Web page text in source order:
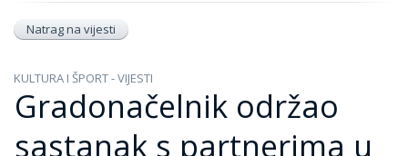
Natrag na vijesti
KULTURA I ŠPORT - VIJESTI
Gradonačelnik održao
sastanak s partnerima u